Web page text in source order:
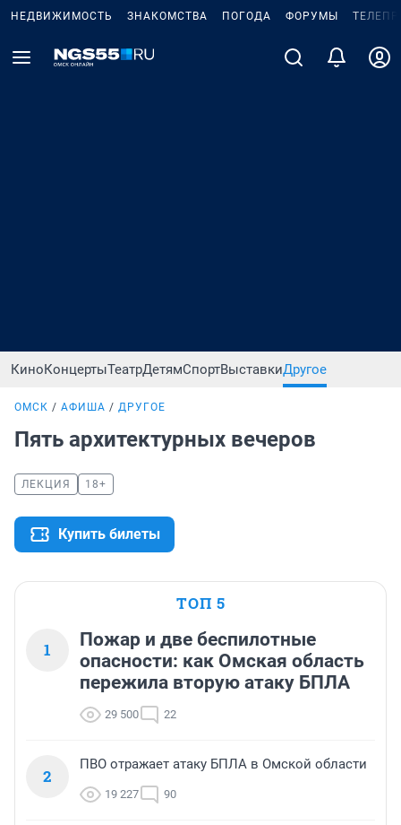
НЕДВИЖИМОСТЬ ЗНАКОМСТВА ПОГОДА ФОРУМЫ
КиноКонцертыТеатрДетямСпортВыставкиДругое
ОМСК АФИША ДРУГОЕ
Пять архитектурных вечеров
ЛЕКЦИЯ 18+
Купить билеты
ТОП 5
1
Пожар и две беспилотные
опасности: как Омская область
пережила вторую атаку БПЛА
29 500 22
2
ПВО отражает атаку БПЛА в Омской области
19 227 90